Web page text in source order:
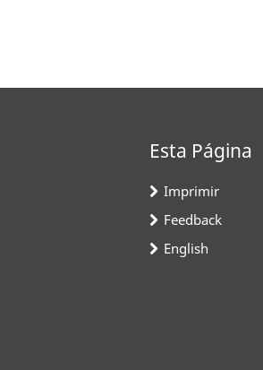
Esta Página
Imprimir
Feedback
English